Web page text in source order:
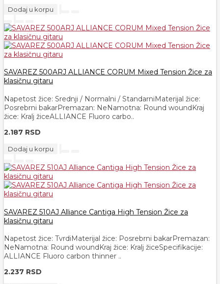
Dodaj u korpu
SAVAREZ 500ARJ ALLIANCE CORUM Mixed Tension Žice za
klasičnu gitaru
Napetost žice: Srednji / Normalni / StandarniMaterijal žice:
Posrebrni bakarPremazan: NeNamotna: Round woundKraj
žice: Kralj žiceALLIANCE Fluoro carbo..
2.187 RSD
Dodaj u korpu
SAVAREZ 510AJ Alliance Cantiga High Tension Žice za
klasičnu gitaru
Napetost žice: TvrdiMaterijal žice: Posrebrni bakarPremazan:
NeNamotna: Round woundKraj žice: Kralj žiceSpecifikacije:
ALLIANCE Fluoro carbon thinner ..
2.237 RSD